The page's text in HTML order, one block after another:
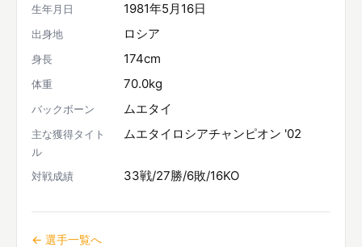
生年月日 1981年5月16日
出身地 ロシア
身長 174cm
体重 70.0kg
バックボーン ムエタイ
主な獲得タイト
ル
ムエタイロシアチャンピオン '02
対戦成績 33戦/27勝/6敗/16KO
← 選手一覧へ